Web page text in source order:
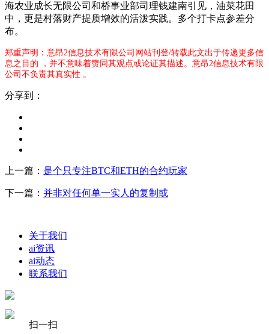
海农业成长无限公司和桥事业部司理钱建南引见，油菜花田
中，更是村落财产提质增效的活泼实践。多个打卡点参差分
布。
郑重声明：意昂2信息技术有限公司网站刊登/转载此文出于传递更多信
息之目的 ，并不意味着赞同其观点或论证其描述。意昂2信息技术有限
公司不负责其真实性 。
分享到：
上一篇： 是个只专注BTC和ETH的合约玩家
下一篇： 并非对任何单一实人的复制或
关于我们
ai资讯
ai动态
联系我们
扫一扫